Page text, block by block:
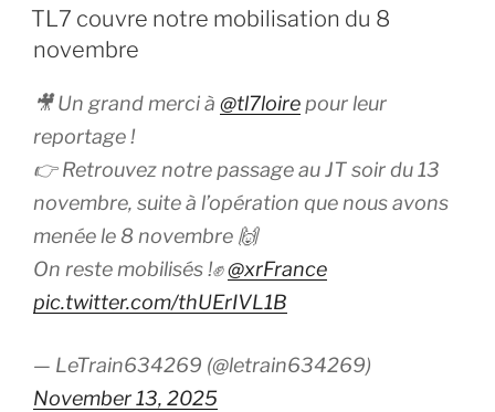
LE
TL7 couvre notre mobilisation du 8
novembre
🎥 Un grand merci à @tl7loire pour leur
reportage !
👉 Retrouvez notre passage au JT soir du 13
novembre, suite à l’opération que nous avons
menée le 8 novembre 🙌
On reste mobilisés !✊@xrFrance
pic.twitter.com/thUErIVL1B
— LeTrain634269 (@letrain634269)
November 13, 2025